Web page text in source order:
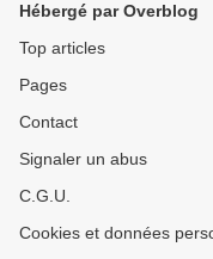
Hébergé par Overblog
Top articles
Pages
Contact
Signaler un abus
C.G.U.
Cookies et données